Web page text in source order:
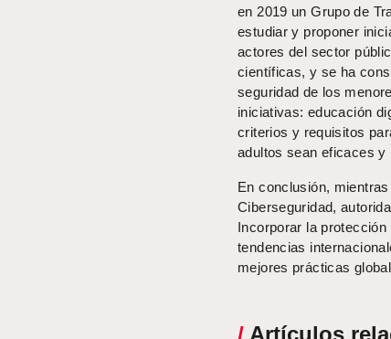
en 2019 un Grupo de
estudiar y proponer
actores del sector
científicas, y se ha
seguridad de los
iniciativas: educación
criterios y requisitos
adultos sean eficaces
En conclusión,
Ciberseguridad,
Incorporar la
tendencias
mejores prácticas
/ Artículos